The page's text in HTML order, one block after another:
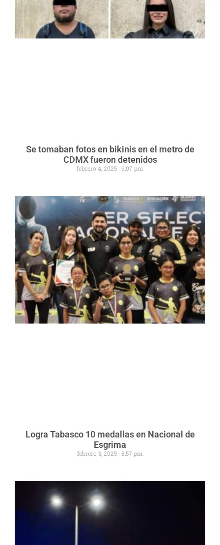
Se tomaban fotos en bikinis en el metro de
CDMX fueron detenidos
febrero 4, 2025 6:07 pm
Logra Tabasco 10 medallas en Nacional de
Esgrima
febrero 3, 2025 8:57 pm